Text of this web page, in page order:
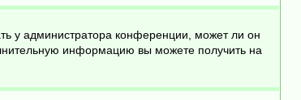
у администратора конференции, может ли он
информацию вы можете получить на